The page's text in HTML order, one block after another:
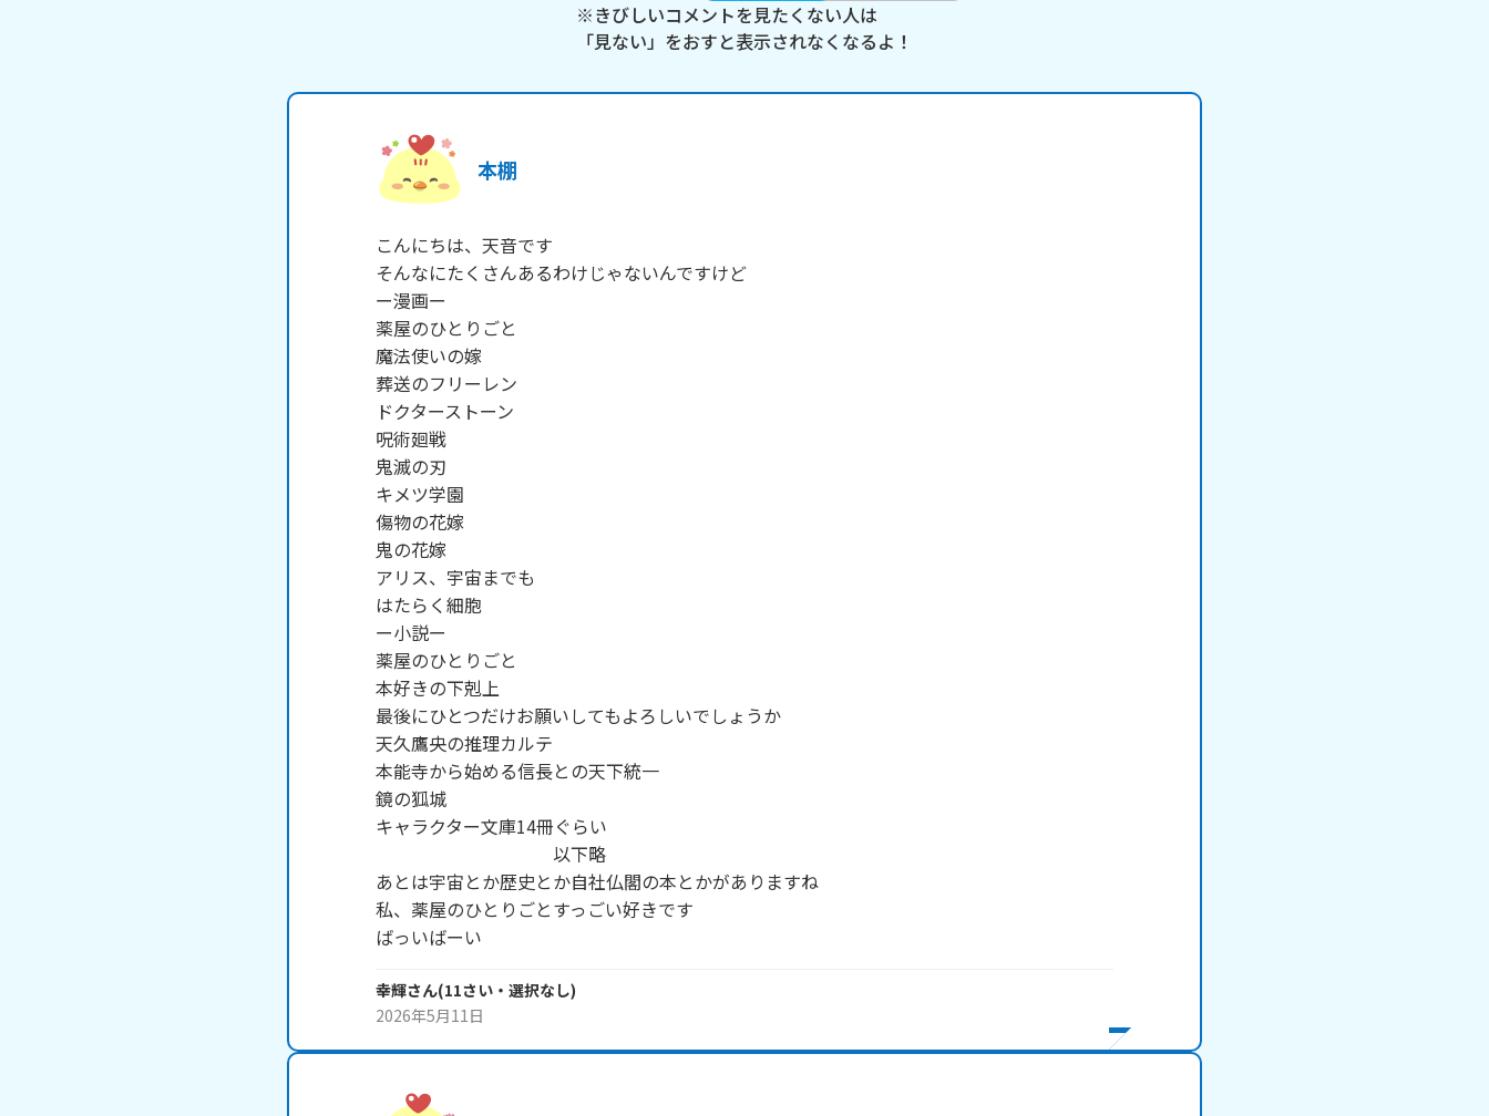
※きびしいコメントを見たくない人は
「見ない」をおすと表示されなくなるよ！
本棚
こんにちは、天音です
そんなにたくさんあるわけじゃないんですけど
ー漫画ー
薬屋のひとりごと
魔法使いの嫁
葬送のフリーレン
ドクターストーン
呪術廻戦
鬼滅の刃
キメツ学園
傷物の花嫁
鬼の花嫁
アリス、宇宙までも
はたらく細胞
ー小説ー
薬屋のひとりごと
本好きの下剋上
最後にひとつだけお願いしてもよろしいでしょうか
天久鷹央の推理カルテ
本能寺から始める信長との天下統一
鏡の狐城
キャラクター文庫14冊ぐらい
以下略
あとは宇宙とか歴史とか自社仏閣の本とかがありますね
私、薬屋のひとりごとすっごい好きです
ばっいばーい
幸輝さん(11さい・ 選択なし)
2026年5月11日